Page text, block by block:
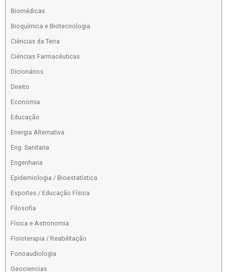
Biomédicas
Bioquímica e Biotecnologia
Ciências da Terra
Ciências Farmacêuticas
Dicionários
Direito
Economia
Educação
Energia Alternativa
Eng. Sanitaria
Engenharia
Epidemiologia / Bioestatística
Esportes / Educação Física
Filosofia
Física e Astronomia
Fisioterapia / Reabilitação
Fonoaudiologia
Geociencias